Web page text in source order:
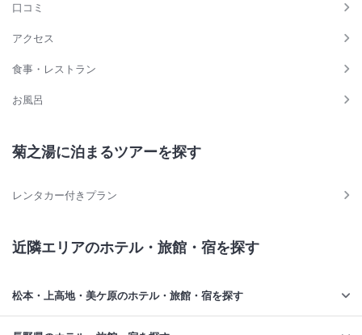
口コミ
アクセス
食事・レストラン
お風呂
菊之湯に泊まるツアーを探す
レンタカー付きプラン
近隣エリアのホテル・旅館・宿を探す
松本・上高地・美ケ原のホテル・旅館・宿を探す